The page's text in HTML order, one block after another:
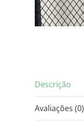
Descrição
Avaliações (0)